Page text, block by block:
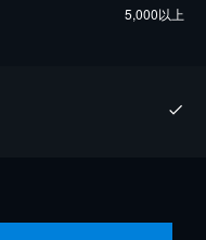
5,000以上